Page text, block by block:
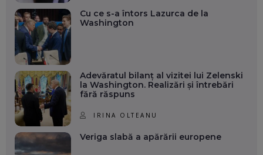
Cu ce s-a întors Lazurca de la
Washington
Adevăratul bilanț al vizitei lui Zelenski
la Washington. Realizări și întrebări
fără răspuns
IRINA OLTEANU
Veriga slabă a apărării europene